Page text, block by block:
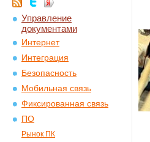
Управление
документами
Интернет
Интеграция
Безопасность
Мобильная связь
Фиксированная связь
ПО
Рынок ПК